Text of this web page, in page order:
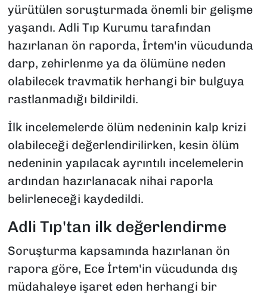
yürütülen soruşturmada önemli bir gelişme
yaşandı. Adli Tıp Kurumu tarafından
hazırlanan ön raporda, İrtem'in vücudunda
darp, zehirlenme ya da ölümüne neden
olabilecek travmatik herhangi bir bulguya
rastlanmadığı bildirildi.
İlk incelemelerde ölüm nedeninin kalp krizi
olabileceği değerlendirilirken, kesin ölüm
nedeninin yapılacak ayrıntılı incelemelerin
ardından hazırlanacak nihai raporla
belirleneceği kaydedildi.
Adli Tıp'tan ilk değerlendirme
Soruşturma kapsamında hazırlanan ön
rapora göre, Ece İrtem'in vücudunda dış
müdahaleye işaret eden herhangi bir